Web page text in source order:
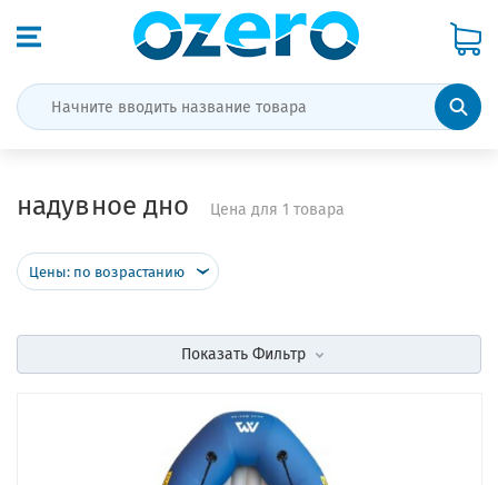
надувное дно Цена для 1 товара
Цены: по возрастанию
ПоказатьФильтр